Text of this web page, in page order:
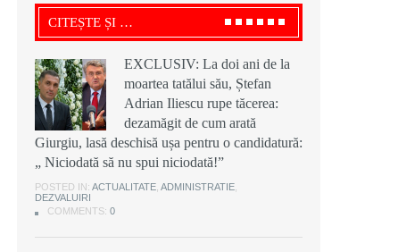
CITEȘTE ȘI …
EXCLUSIV: La doi ani de la
moartea tatălui său, Ștefan
Adrian Iliescu rupe tăcerea:
dezamăgit de cum arată
Giurgiu, lasă deschisă ușa pentru o candidatură:
„ Niciodată să nu spui niciodată!”
POSTED IN: ACTUALITATE ADMINISTRATIE
DEZVALUIRI
COMMENTS: 0